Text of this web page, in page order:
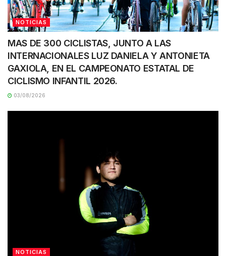
NOTICIAS
MAS DE 300 CICLISTAS, JUNTO A LAS
INTERNACIONALES LUZ DANIELA Y ANTONIETA
GAXIOLA, EN EL CAMPEONATO ESTATAL DE
CICLISMO INFANTIL 2026.
03/08/2026
NOTICIAS